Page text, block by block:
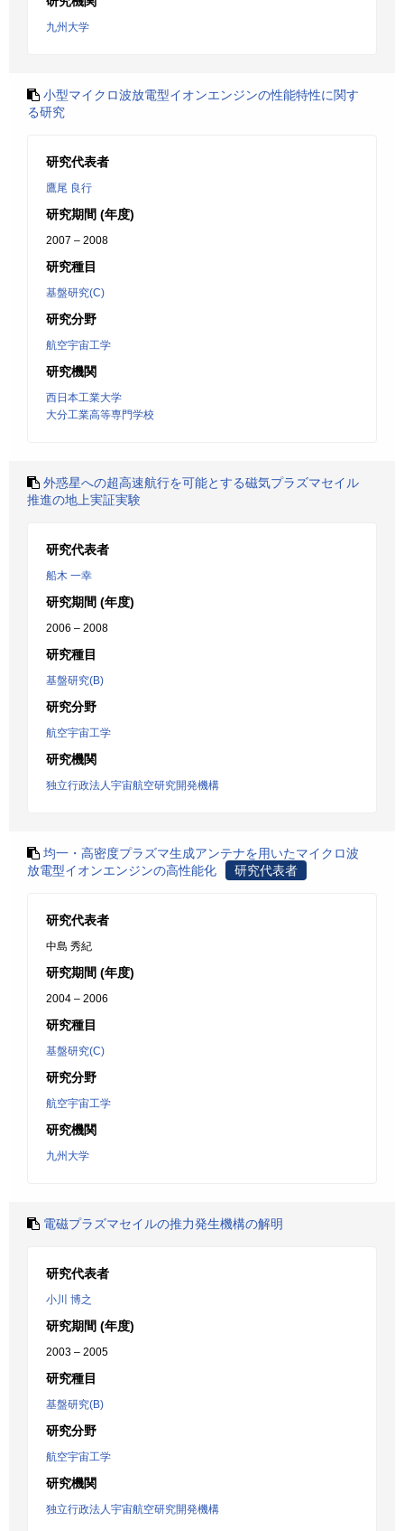
九州大学
小型マイクロ波放電型イオンエンジンの性能特性に関す
る研究
研究代表者
鷹尾 良行
研究期間 (年度)
2007 – 2008
研究種目
基盤研究(C)
研究分野
航空宇宙工学
研究機関
西日本工業大学
大分工業高等専門学校
外惑星への超高速航行を可能とする磁気プラズマセイル
推進の地上実証実験
研究代表者
船木 一幸
研究期間 (年度)
2006 – 2008
研究種目
基盤研究(B)
研究分野
航空宇宙工学
研究機関
独立行政法人宇宙航空研究開発機構
均一・高密度プラズマ生成アンテナを用いたマイクロ波
放電型イオンエンジンの高性能化
研究代表者
研究代表者
中島 秀紀
研究期間 (年度)
2004 – 2006
研究種目
基盤研究(C)
研究分野
航空宇宙工学
研究機関
九州大学
電磁プラズマセイルの推力発生機構の解明
研究代表者
小川 博之
研究期間 (年度)
2003 – 2005
研究種目
基盤研究(B)
研究分野
航空宇宙工学
研究機関
独立行政法人宇宙航空研究開発機構